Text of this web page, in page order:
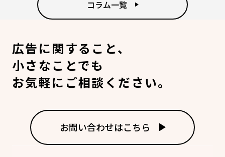
コラム一覧
広告に関すること、
小さなことでも
お気軽にご相談ください。
お問い合わせはこちら